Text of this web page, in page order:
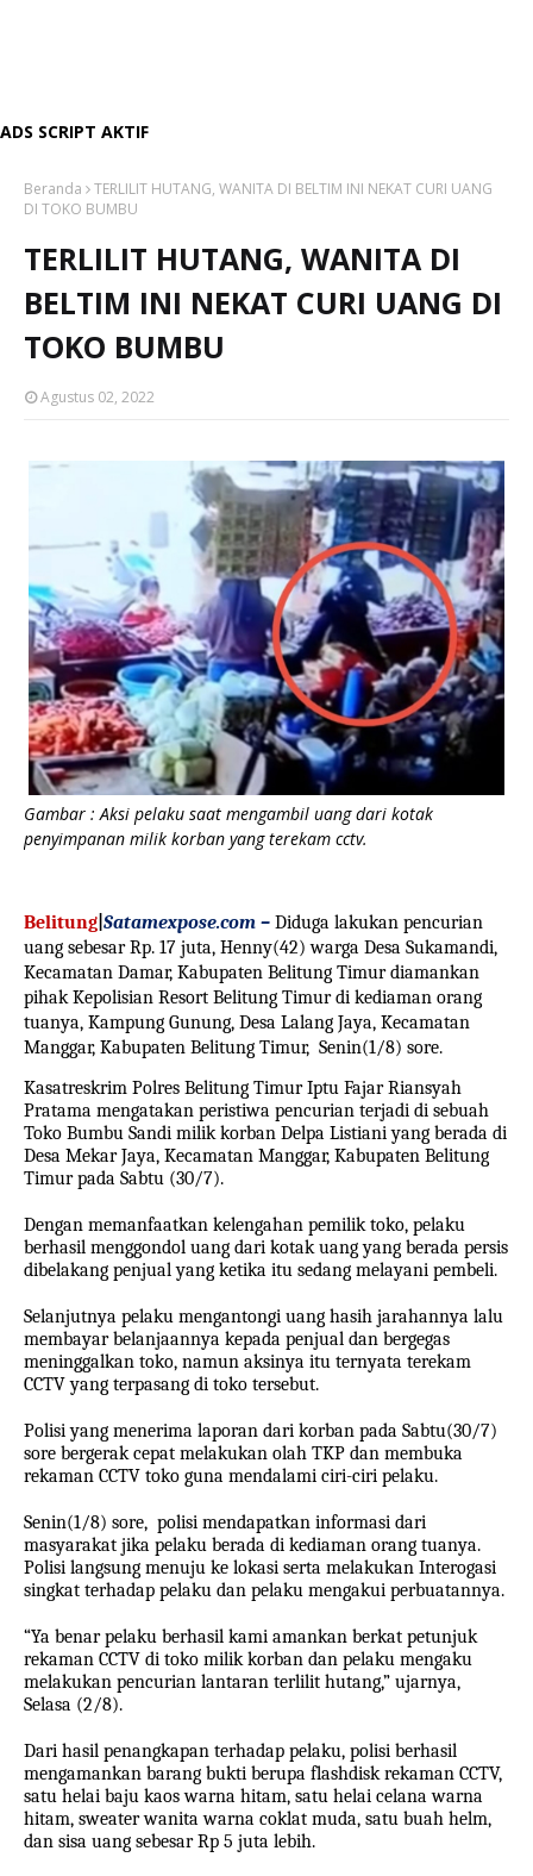
ADS SCRIPT AKTIF
Beranda
TERLILIT HUTANG, WANITA DI BELTIM INI NEKAT CURI UANG
DI TOKO BUMBU
TERLILIT HUTANG, WANITA DI
BELTIM INI NEKAT CURI UANG DI
TOKO BUMBU
Agustus 02, 2022
Gambar : Aksi pelaku saat mengambil uang dari kotak
penyimpanan milik korban yang terekam cctv.
Belitung Satamexpose.com – Diduga lakukan pencurian
uang sebesar Rp. 17 juta, Henny(42) warga Desa Sukamandi,
Kecamatan Damar, Kabupaten Belitung Timur diamankan
pihak Kepolisian Resort Belitung Timur di kediaman orang
tuanya, Kampung Gunung, Desa Lalang Jaya, Kecamatan
Manggar, Kabupaten Belitung Timur, Senin(1/8) sore.
Kasatreskrim Polres Belitung Timur Iptu Fajar Riansyah
Pratama mengatakan peristiwa pencurian terjadi di sebuah
Toko Bumbu Sandi milik korban Delpa Listiani yang berada di
Desa Mekar Jaya, Kecamatan Manggar, Kabupaten Belitung
Timur pada Sabtu (30/7).
Dengan memanfaatkan kelengahan pemilik toko, pelaku
berhasil menggondol uang dari kotak uang yang berada persis
dibelakang penjual yang ketika itu sedang melayani pembeli.
Selanjutnya pelaku mengantongi uang hasih jarahannya lalu
membayar belanjaannya kepada penjual dan bergegas
meninggalkan toko, namun aksinya itu ternyata terekam
CCTV yang terpasang di toko tersebut.
Polisi yang menerima laporan dari korban pada Sabtu(30/7)
sore bergerak cepat melakukan olah TKP dan membuka
rekaman CCTV toko guna mendalami ciri-ciri pelaku.
Senin(1/8) sore, polisi mendapatkan informasi dari
masyarakat jika pelaku berada di kediaman orang tuanya.
Polisi langsung menuju ke lokasi serta melakukan Interogasi
singkat terhadap pelaku dan pelaku mengakui perbuatannya.
“Ya benar pelaku berhasil kami amankan berkat petunjuk
rekaman CCTV di toko milik korban dan pelaku mengaku
melakukan pencurian lantaran terlilit hutang,” ujarnya,
Selasa (2/8).
Dari hasil penangkapan terhadap pelaku, polisi berhasil
mengamankan barang bukti berupa flashdisk rekaman CCTV,
satu helai baju kaos warna hitam, satu helai celana warna
hitam, sweater wanita warna coklat muda, satu buah helm,
dan sisa uang sebesar Rp 5 juta lebih.